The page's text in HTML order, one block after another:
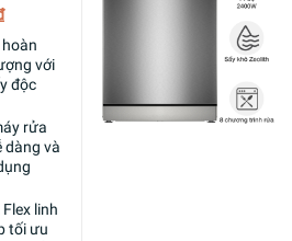
với
độc
rửa
dàng và
linh
tối ưu